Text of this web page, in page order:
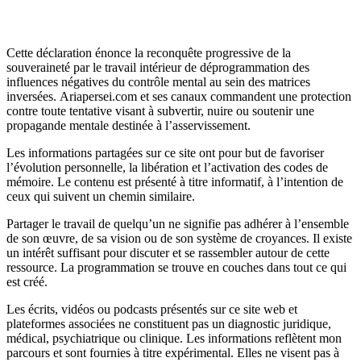
Cette déclaration énonce la reconquête progressive de la
souveraineté par le travail intérieur de déprogrammation des
influences négatives du contrôle mental au sein des matrices
inversées. Ariapersei.com et ses canaux commandent une protection
contre toute tentative visant à subvertir, nuire ou soutenir une
propagande mentale destinée à l’asservissement.
Les informations partagées sur ce site ont pour but de favoriser
l’évolution personnelle, la libération et l’activation des codes de
mémoire. Le contenu est présenté à titre informatif, à l’intention de
ceux qui suivent un chemin similaire.
Partager le travail de quelqu’un ne signifie pas adhérer à l’ensemble
de son œuvre, de sa vision ou de son système de croyances. Il existe
un intérêt suffisant pour discuter et se rassembler autour de cette
ressource. La programmation se trouve en couches dans tout ce qui
est créé.
Les écrits, vidéos ou podcasts présentés sur ce site web et
plateformes associées ne constituent pas un diagnostic juridique,
médical, psychiatrique ou clinique. Les informations reflètent mon
parcours et sont fournies à titre expérimental. Elles ne visent pas à